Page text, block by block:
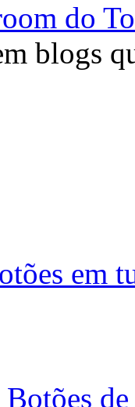
do
blogs
em
de